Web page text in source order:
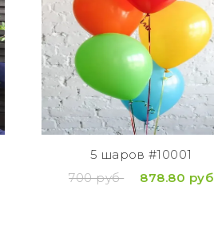
5 шаров #10001
700 руб
878.80 руб